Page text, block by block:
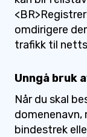
omdirigere
trafikk til
Unngå bruk
Når du skal
domenenavn,
bindestrek